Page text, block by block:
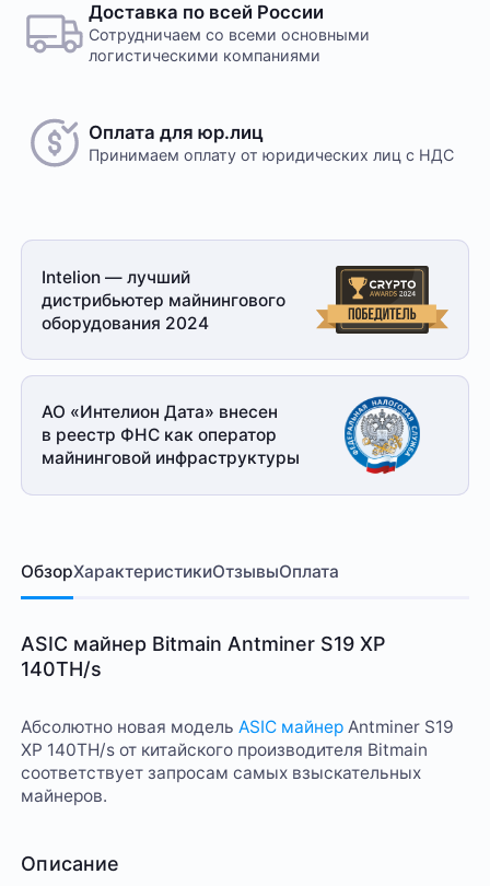
Доставка по всей России
Сотрудничаем со всеми основными
логистическими компаниями
Оплата для юр.лиц
Принимаем оплату от юридических лиц с НДС
Intelion — лучший
дистрибьютер майнингового
оборудования 2024
АО «Интелион Дата» внесен
в реестр ФНС как оператор
майнинговой инфраструктуры
ОбзорХарактеристикиОтзывыОплата
ASIC майнер Bitmain Antminer S19 XP
140TH/s
Абсолютно новая модель ASIC майнер Antminer S19
XP 140TH/s от китайского производителя Bitmain
соответствует запросам самых взыскательных
майнеров.
Описание